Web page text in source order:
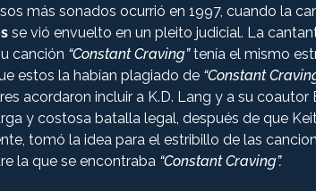
más sonados ocurrió en 1997, cuando la
se vió envuelto en un pleito judicial. La
canción “Constant Craving”tenía el mismo
estos la habían plagiado de “Constant
acordaron incluir a K.D. Lang y a su
y costosa batalla legal, después de que
tomó la idea para el estribillo de las
la que se encontraba “Constant Craving”.